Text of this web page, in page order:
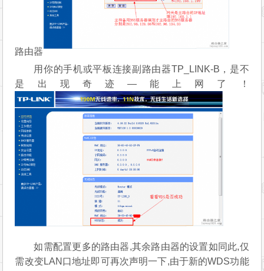
点击「DHCP服务器」-＞「DHCP服务器设置」
把「地址池起始地址」改为192.168.1.150把「地址
交集即可「网关」填写主路由器的IP地址，即192.168.1.
1主和备选DNS服务器填之前写在纸上的地址保存并重启
用你的手机或平板连接副路由器TP_LINK-B，是不